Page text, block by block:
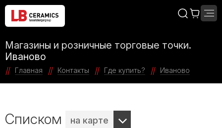
Магазины и розничные торговые точки.
Иваново
Главная Контакты Где купить? Иваново
Списком на карте